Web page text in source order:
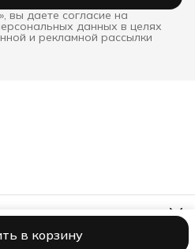
в корзину
вы даете согласие на
данных в целях
и рекламной рассылки